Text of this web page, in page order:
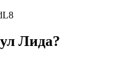
Лида?